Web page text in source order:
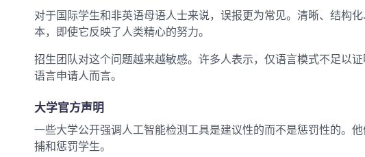
对于国际学生和非英语母语人士来说，误报更为常见。清晰、结构
本，即使它反映了人类精心的努力。
招生团队对这个问题越来越敏感。许多人表示，仅语言模式不足以
语言申请人而言。
大学官方声明
一些大学公开强调人工智能检测工具是建议性的而不是惩罚性的。
捕和惩罚学生。